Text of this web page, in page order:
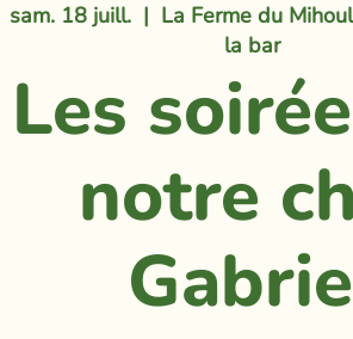
sam. 18 juill.
  |
La Ferme du
la bar
Les
notre